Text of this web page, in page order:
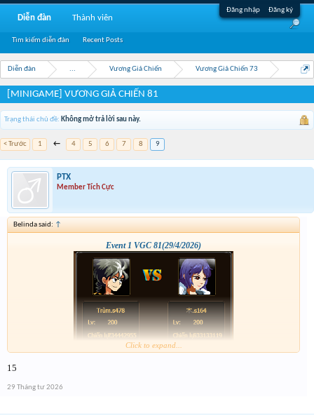
Đăng nhập Đăng ký
Diễn đàn ... Vương Giả Chiến Vương Giả Chiến 73
[MINIGAME] VƯƠNG GIẢ CHIẾN 81
Trạng thái chủ đề: Không mở trả lời sau này.
< Trước 1 ← 4 5 6 7 8 9
PTX
Member Tích Cực
Belinda said: ↑
Event 1 VGC 81(29/4/2026)
Click to expand...
15
29 Tháng tư 2026
Diễn đàn
Tìm kiếm diễn đàn Recent Posts
Thành viên